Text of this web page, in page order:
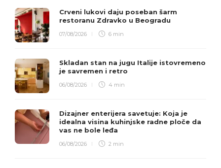
Crveni lukovi daju poseban šarm
restoranu Zdravko u Beogradu
07/08/2026 6 min
Skladan stan na jugu Italije istovremeno
je savremen i retro
06/08/2026 4 min
Dizajner enterijera savetuje: Koja je
idealna visina kuhinjske radne ploče da
vas ne bole leđa
06/08/2026 2 min